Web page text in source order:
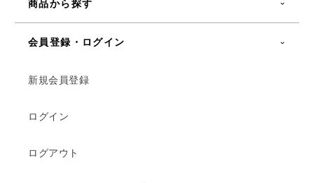
商品から探す
会員登録・ログイン
新規会員登録
ログイン
ログアウト